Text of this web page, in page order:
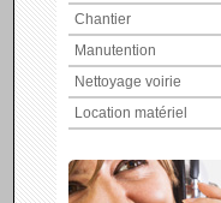
Chantier
Manutention
Nettoyage voirie
Location matériel